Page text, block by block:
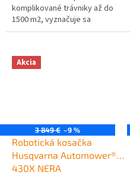
komplikované trávniky až do
1500 m2, vyznačuje sa
systematickým prejazdovým
vysekané úzke priechody a...
Akcia
3 849 € –9 %
Robotická kosačka
Husqvarna Automower®
430X NERA